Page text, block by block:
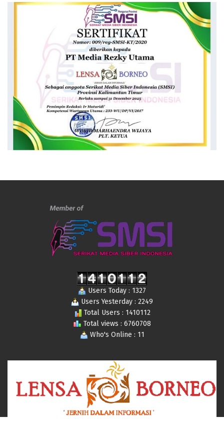
Users Today : 1327
Users Yesterday : 2249
Total Users : 1410112
Total views : 6760708
Who's Online : 11